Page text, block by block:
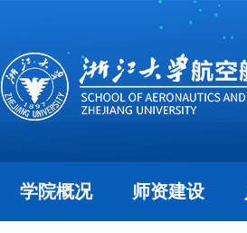
学院概况 师资建设